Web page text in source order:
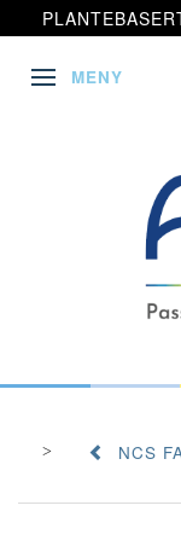
VEKSLE
MENY
NCS